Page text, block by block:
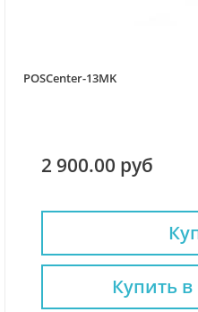
POSCenter-13MK
2 900.00 руб
Купить